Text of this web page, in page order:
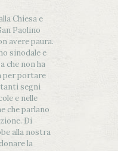
Chiesa e
Paolino
avere paura.
sinodale e
che non ha
per portare
tanti segni
e nelle
che parlano
Di
alla nostra
la